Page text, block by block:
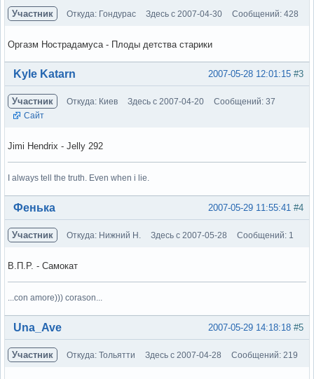
Участник Откуда: Гондурас Здесь с 2007-04-30 Сообщений: 428
Оргазм Нострадамуса - Плоды детства старики
Вне форума #3
2007-05-28 12:01:15
Kyle Katarn
Участник Откуда: Киев Здесь с 2007-04-20
Сообщений: 37
Сайт
Jimi Hendrix - Jelly 292
I always tell the truth. Even when i lie.
Вне форума #4
2007-05-29 11:55:41
Фенька
Участник Откуда: Нижний Н. Здесь с 2007-05-28 Сообщений: 1
В.П.Р. - Самокат
...con amore))) corason...
Вне форума #5
2007-05-29 14:18:18
Una_Ave
Участник Откуда: Тольятти Здесь с 2007-04-28 Сообщений: 219